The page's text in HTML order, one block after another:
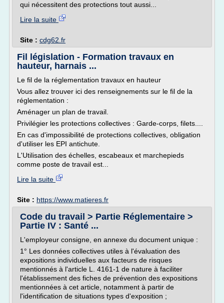
qui nécessitent des protections tout aussi...
Lire la suite
Site : cdg62.fr
Fil législation - Formation travaux en
hauteur, harnais ...
Le fil de la réglementation travaux en hauteur
Vous allez trouver ici des renseignements sur le fil de la
réglementation :
Aménager un plan de travail.
Privilégier les protections collectives : Garde-corps, filets....
En cas d'impossibilité de protections collectives, obligation
d'utiliser les EPI antichute.
L'Utilisation des échelles, escabeaux et marchepieds
comme poste de travail est...
Lire la suite
Site : https://www.matieres.fr
Code du travail > Partie Réglementaire >
Partie IV : Santé ...
L'employeur consigne, en annexe du document unique :
1° Les données collectives utiles à l'évaluation des
expositions individuelles aux facteurs de risques
mentionnés à l'article L. 4161-1 de nature à faciliter
l'établissement des fiches de prévention des expositions
mentionnées à cet article, notamment à partir de
l'identification de situations types d'exposition ;